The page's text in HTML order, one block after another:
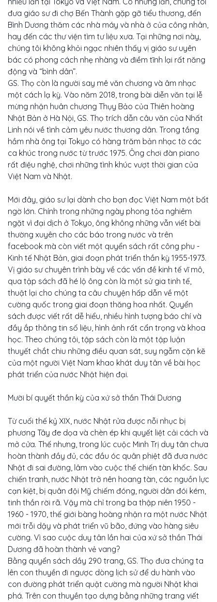
đưa giáo sư đi chợ Bến Thành gặp gỡ tiểu thương, đến
Bình Dương thăm các nhà máy và nhà ở của công nhân,
hay đến các thư viện tìm tư liệu xưa. Tại những nơi này,
chúng tôi không khỏi ngạc nhiên thấy vị giáo sư uyên
bác có phong cách nhẹ nhàng và điềm tĩnh lại rất năng
động và “bình dân”.
GS. Thọ còn là người say mê văn chương và âm nhạc
một cách lạ kỳ. Vào năm 2018, trong bài diễn văn tại lễ
mừng nhận huân chương Thụy Bảo của Thiên hoàng
Nhật Bản ở Hà Nội, GS. Thọ trích dẫn câu văn của Nhất
Linh nói về tình cảm yêu nước thương dân. Trong tầng
hầm nhà ông tại Tokyo có hàng trăm bản nhạc tờ các
ca khúc trong nước từ trước 1975. Ông chơi đàn piano
rất điệu nghệ, chơi những tình khúc vượt thời gian của
Việt Nam và Nhật.
Mới đây, giáo sư lại dành cho bạn đọc Việt Nam một bất
ngờ lớn. Chính trong những ngày phong tỏa nghiêm
ngặt vì đại dịch ở Tokyo, ông không những vẫn viết bài
thường xuyên cho các báo trong nước và trên
facebook mà còn viết một quyển sách rất công phu -
Kinh tế Nhật Bản, giai đoạn phát triển thần kỳ 1955-1973.
Vị giáo sư chuyên trình bày về các vấn đề kinh tế vĩ mô,
qua tập sách đã hé lộ ông còn là một sử gia tinh tế,
thuật lại cho chúng ta câu chuyện hấp dẫn về một
cường quốc trong giai đoạn thăng hoa nhất. Quyển
sách được viết rất dễ hiểu, nhiều hình tượng báo chí và
đầy ắp thông tin số liệu, hình ảnh rất cẩn trọng và khoa
học. Theo chúng tôi, tập sách còn là một tập luận
thuyết chắt chiu những điều quan sát, suy ngẫm cặn kẽ
của một người Việt Nam khao khát duy tân về bài học
phát triển của nước Nhật hiện đại.
Mười bí quyết thần kỳ của xứ sở thần Thái Dương
Từ cuối thế kỷ XIX, nước Nhật rửa được nỗi nhục bị
phương Tây đe dọa và chèn ép khi quyết liệt cải cách và
mở cửa. Thế nhưng, trong lúc cuộc Minh Trị duy tân chưa
hoàn thành đầy đủ, các đầu óc quân phiệt đã đưa nước
Nhật đi sai đường, lâm vào cuộc thế chiến tàn khốc. Sau
chiến tranh, nước Nhật trở nên hoang tàn, các nguồn lực
cạn kiệt, bị quân đội Mỹ chiếm đóng, người dân đói kém,
tinh thần rời rã. Vậy mà chỉ trong ba thập niên 1950 -
1960 - 1970, thế giới bàng hoàng nhận ra một nước Nhật
mới trỗi dậy và phát triển vũ bão, đứng vào hàng siêu
cường. Vì sao cuộc duy tân lần hai của xứ sở thần Thái
Dương đã hoàn thành vẻ vang?
Bằng quyển sách dầy 290 trang, GS. Thọ đưa chúng ta
lên con thuyền đi ngược dòng lịch sử để du hành vào
con đường phát triển quật cường mà người Nhật khai
phá. Trên con thuyền tạo dựng bằng những trang viết